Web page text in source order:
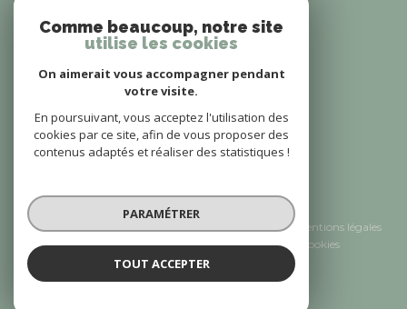
NOS RÉSEAUX
NOUS SUIVRE
Nos honoraires
Nos partenaires
Mentions légales
Admin
Politique RGPD Cookies
Réalisé par :
Comme beaucoup, notre site
utilise les cookies
On aimerait vous accompagner pendant
votre visite.
En poursuivant, vous acceptez l'utilisation des
cookies par ce site, afin de vous proposer des
contenus adaptés et réaliser des statistiques !
PARAMÉTRER
TOUT ACCEPTER